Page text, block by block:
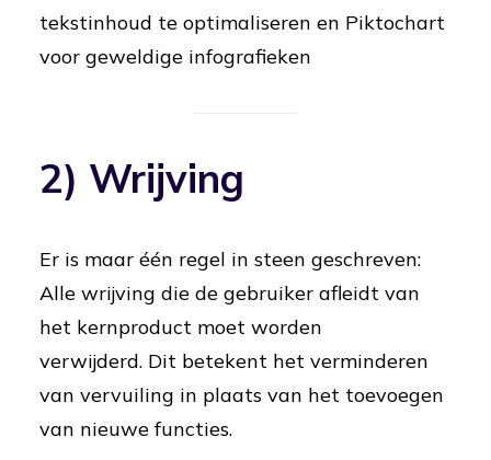
tekstinhoud te optimaliseren en Piktochart
voor geweldige infografieken
2) Wrijving
Er is maar één regel in steen geschreven:
Alle wrijving die de gebruiker afleidt van
het kernproduct moet worden
verwijderd. Dit betekent het verminderen
van vervuiling in plaats van het toevoegen
van nieuwe functies.